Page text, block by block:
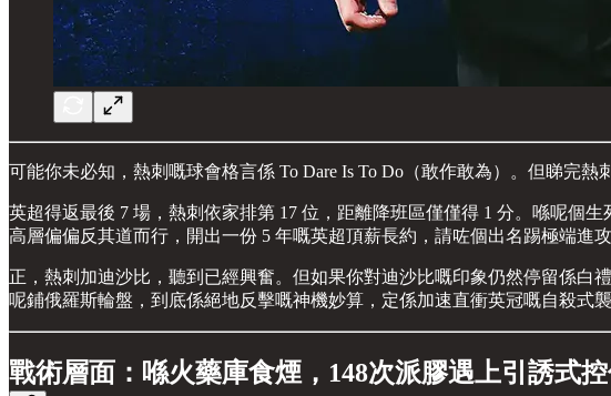
可能你未必知，熱刺嘅球會格言係 To Dare Is To Do（敢作敢為）。但睇完
英超得返最後 7 場，熱刺依家排第 17 位，距離降班區僅僅得 1 分。喺呢個
高層偏偏反其道而行，開出一份 5 年嘅英超頂薪長約，請咗個出名踢極端進
正，熱刺加迪沙比，聽到已經興奮。但如果你對迪沙比嘅印象仍然停留係白
呢鋪俄羅斯輪盤，到底係絕地反擊嘅神機妙算，定係加速直衝英冠嘅自殺式襲
戰術層面：喺火藥庫食煙，148次派膠遇上引誘式